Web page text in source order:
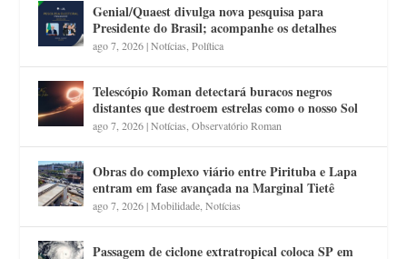
Genial/Quaest divulga nova pesquisa para
Presidente do Brasil; acompanhe os detalhes
ago 7, 2026|Notícias ,Política
Telescópio Roman detectará buracos negros
distantes que destroem estrelas como o nosso Sol
ago 7, 2026|Notícias ,Observatório Roman
Obras do complexo viário entre Pirituba e Lapa
entram em fase avançada na Marginal Tietê
ago 7, 2026|Mobilidade ,Notícias
Passagem de ciclone extratropical coloca SP em